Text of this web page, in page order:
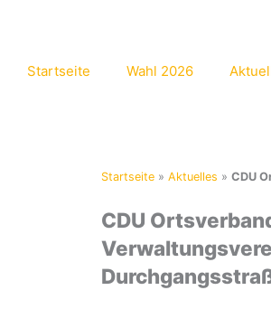
Startseite
Wahl 2026
Startseite » Aktuelles » CDU
CDU